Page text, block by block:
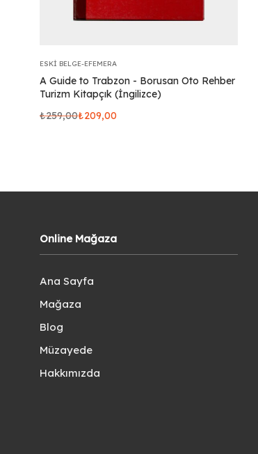
ESKI BELGE-EFEMERA
A Guide to Trabzon - Borusan Oto Rehber
Turizm Kitapçık (İngilizce)
₺259,00₺209,00
Online Mağaza
Ana Sayfa
Mağaza
Blog
Müzayede
Hakkımızda